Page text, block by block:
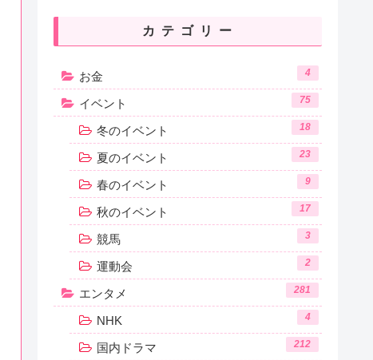
カテゴリー
お金 4
イベント 75
冬のイベント 18
夏のイベント 23
春のイベント 9
秋のイベント 17
競馬 3
運動会 2
エンタメ 281
NHK 4
国内ドラマ 212